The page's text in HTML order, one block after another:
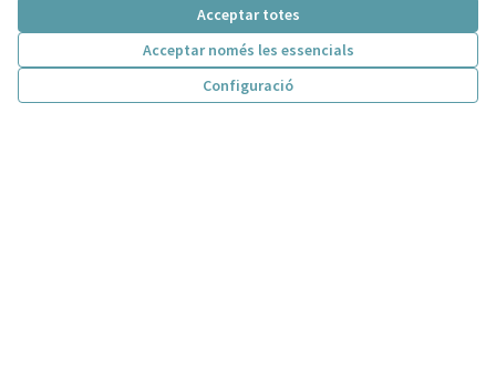
Acceptar totes
Acceptar només les essencials
Configuració
Inici Cercar Activitat Entra
Consells de participació
Ajuda